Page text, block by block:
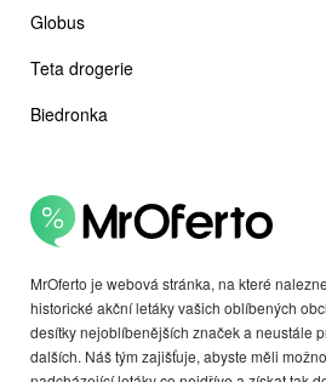
MrOferto je webová stránka, na které
historické akční letáky vašich oblíbených
desítky nejoblíbenějších značek a neustále
dalších. Náš tým zajišťuje, abyste měli
Globus
Teta drogerie
Biedronka